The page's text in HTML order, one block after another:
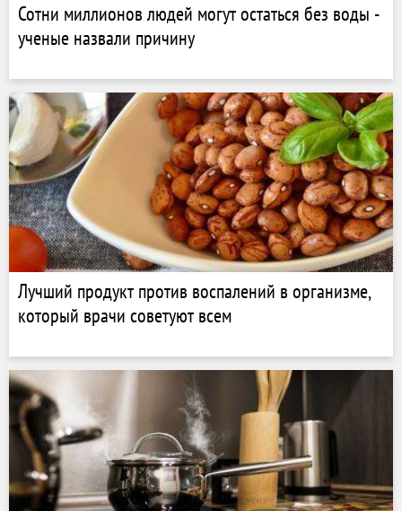
Сотни миллионов людей могут остаться без воды -
ученые назвали причину
Лучший продукт против воспалений в организме,
который врачи советуют всем